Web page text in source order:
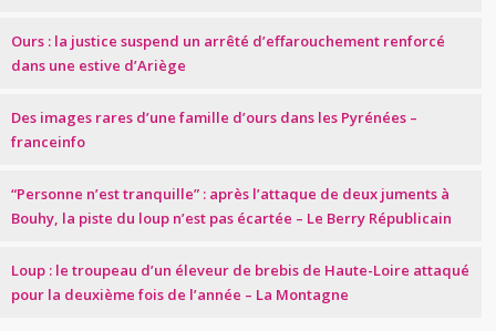
Ours : la justice suspend un arrêté d’effarouchement renforcé
dans une estive d’Ariège
Des images rares d’une famille d’ours dans les Pyrénées –
franceinfo
“Personne n’est tranquille” : après l’attaque de deux juments à
Bouhy, la piste du loup n’est pas écartée – Le Berry Républicain
Loup : le troupeau d’un éleveur de brebis de Haute-Loire attaqué
pour la deuxième fois de l’année – La Montagne